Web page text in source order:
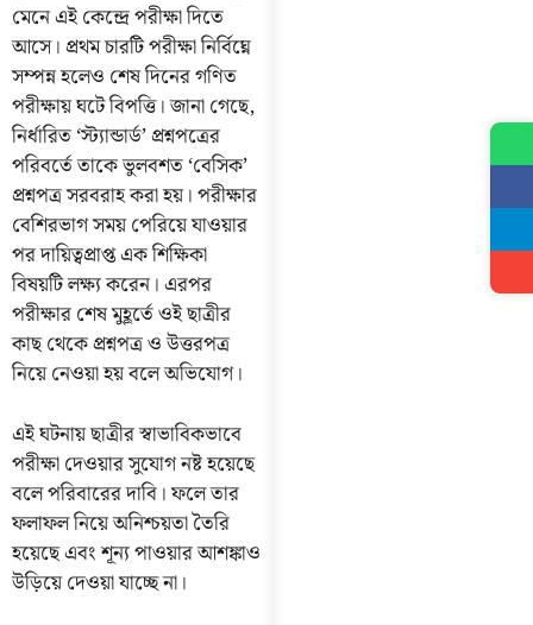
মেনে এই কেন্দ্রে পরীক্ষা দিতে
আসে। প্রথম চারটি পরীক্ষা নির্বিঘ্নে
সম্পন্ন হলেও শেষ দিনের গণিত
পরীক্ষায় ঘটে বিপত্তি। জানা গেছে,
নির্ধারিত ‘স্ট্যান্ডার্ড’ প্রশ্নপত্রের
পরিবর্তে তাকে ভুলবশত ‘বেসিক’
প্রশ্নপত্র সরবরাহ করা হয়। পরীক্ষার
বেশিরভাগ সময় পেরিয়ে যাওয়ার
পর দায়িত্বপ্রাপ্ত এক শিক্ষিকা
বিষয়টি লক্ষ্য করেন। এরপর
পরীক্ষার শেষ মুহূর্তে ওই ছাত্রীর
কাছ থেকে প্রশ্নপত্র ও উত্তরপত্র
নিয়ে নেওয়া হয় বলে অভিযোগ।
এই ঘটনায় ছাত্রীর স্বাভাবিকভাবে
পরীক্ষা দেওয়ার সুযোগ নষ্ট হয়েছে
বলে পরিবারের দাবি। ফলে তার
ফলাফল নিয়ে অনিশ্চয়তা তৈরি
হয়েছে এবং শূন্য পাওয়ার আশঙ্কাও
উড়িয়ে দেওয়া যাচ্ছে না।